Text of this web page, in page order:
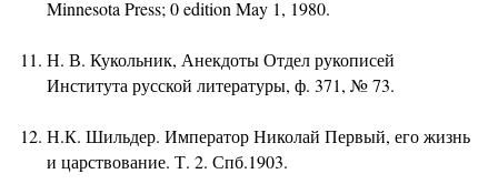
Minnesota Press; 0 edition May 1, 1980.
Н. В. Кукольник, Анекдоты Отдел рукописей
Института русской литературы, ф. 371, № 73.
Н.К. Шильдер. Император Николай Первый, его жизнь
и царствование. Т. 2. Спб.1903.